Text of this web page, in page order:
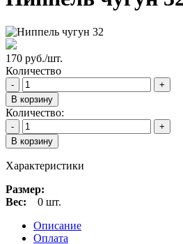
170 руб./шт.
Количество
-
+
В корзину
Количество:
-
+
В корзину
Характеристики
Размер:
Вес:
0 шт.
Описание
Оплата